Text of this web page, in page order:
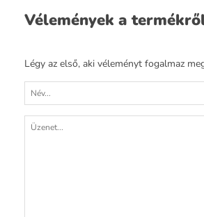
Vélemények a
Légy az első, aki véleményt fogalmaz